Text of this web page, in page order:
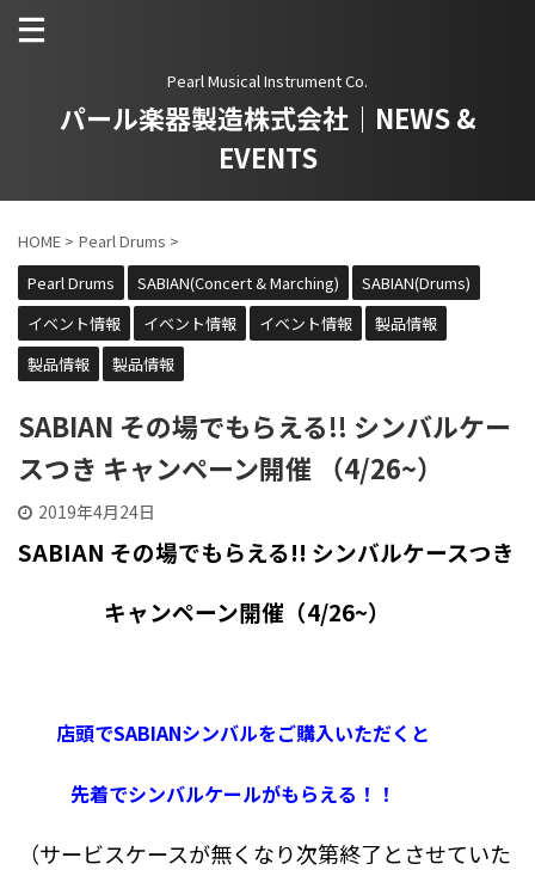
Pearl Musical Instrument Co.
パール楽器製造株式会社｜NEWS &
EVENTS
HOME > Pearl Drums >
Pearl Drums
SABIAN(Concert & Marching)
SABIAN(Drums)
イベント情報
イベント情報 イベント情報
製品情報
製品情報
製品情報
SABIAN その場でもらえる!! シンバルケー
スつき キャンペーン開催 （4/26~）
2019年4月24日
SABIAN その場でもらえる!! シンバルケースつき
キャンペーン開催（4/26~）
店頭でSABIANシンバルをご購入いただくと
先着でシンバルケールがもらえる！！
（サービスケースが無くなり次第終了とさせていた